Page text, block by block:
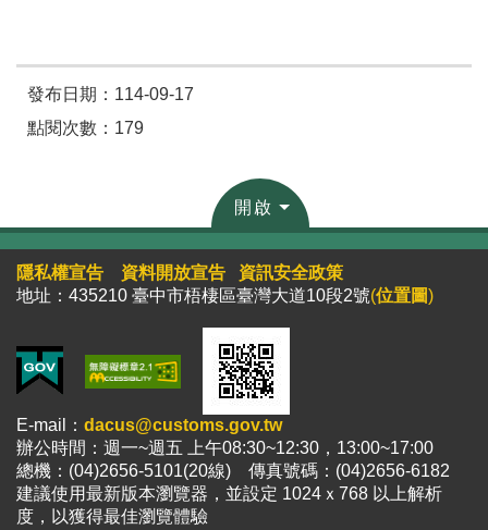
發布日期：114-09-17
點閱次數：179
開啟
隱私權宣告 資料開放宣告
資訊安全政策
地址：435210 臺中市梧棲區臺灣大道10段2號(位置圖)
E-mail： dacus@customs.gov.tw
辦公時間：週一~週五 上午08:30~12:30，13:00~17:00
總機：(04)2656-5101(20線) 傳真號碼：(04)2656-6182
建議使用最新版本瀏覽器，並設定 1024ｘ768 以上解析
度，以獲得最佳瀏覽體驗